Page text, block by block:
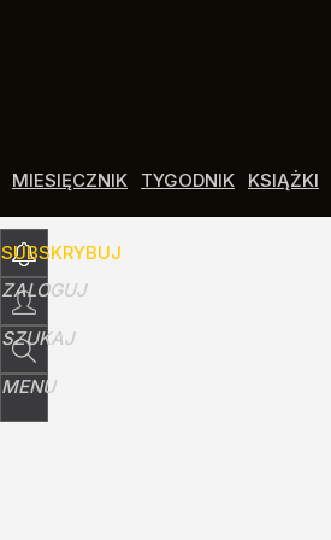
MIESIĘCZNIK TYGODNIK KSIĄŻKI
SUBSKRYBUJ
ZALOGUJ
SZUKAJ
MENU